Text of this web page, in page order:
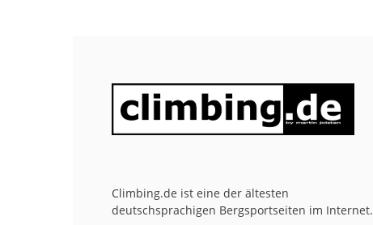
Climbing.de ist eine der ältesten
deutschsprachigen Bergsportseiten im Internet.